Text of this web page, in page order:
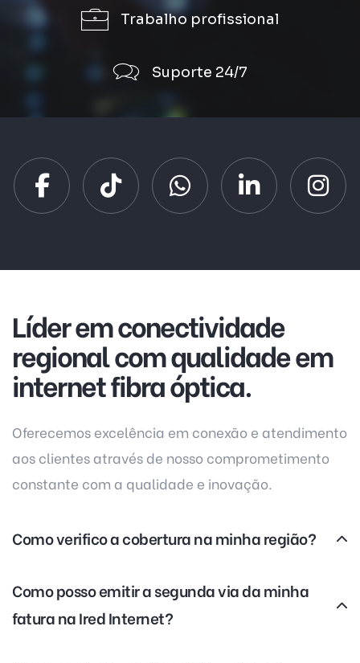
Trabalho profissional
Suporte 24/7
Líder em conectividade
regional com qualidade em
internet fibra óptica.
Oferecemos excelência em conexão e atendimento
aos clientes através de nosso comprometimento
constante com a qualidade e inovação.
Como verifico a cobertura na minha região?
Como posso emitir a segunda via da minha
fatura na Ired Internet?